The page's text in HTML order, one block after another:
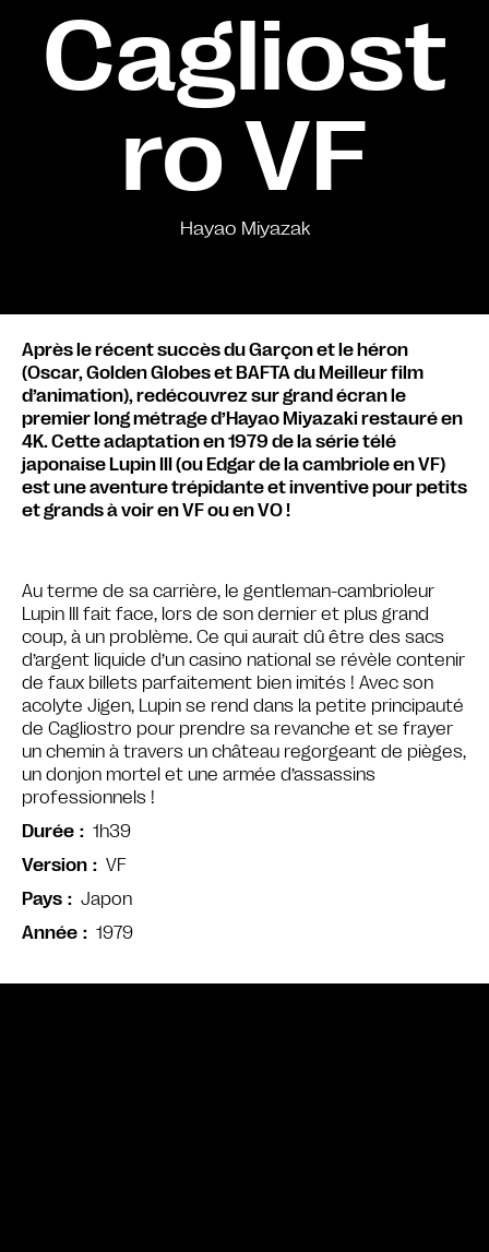
Cagliost
ro VF
Hayao Miyazak
Après le récent succès du Garçon et le héron
(Oscar, Golden Globes et BAFTA du Meilleur film
d’animation), redécouvrez sur grand écran le
premier long métrage d’Hayao Miyazaki restauré en
4K. Cette adaptation en 1979 de la série télé
japonaise Lupin III (ou Edgar de la cambriole en VF)
est une aventure trépidante et inventive pour petits
et grands à voir en VF ou en VO !
Au terme de sa carrière, le gentleman-cambrioleur
Lupin III fait face, lors de son dernier et plus grand
coup, à un problème. Ce qui aurait dû être des sacs
d’argent liquide d’un casino national se révèle contenir
de faux billets parfaitement bien imités ! Avec son
acolyte Jigen, Lupin se rend dans la petite principauté
de Cagliostro pour prendre sa revanche et se frayer
un chemin à travers un château regorgeant de pièges,
un donjon mortel et une armée d’assassins
professionnels !
Durée
1h39
Version
VF
Pays
Japon
Année
1979